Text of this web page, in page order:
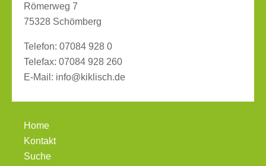
Römerweg 7
75328 Schömberg
Telefon: 07084 928 0
Telefax: 07084 928 260
E-Mail: info@kiklisch.de
Home
Kontakt
Suche